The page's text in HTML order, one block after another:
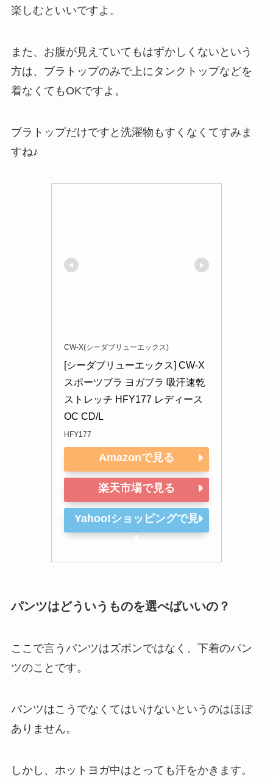
楽しむといいですよ。
また、お腹が見えていてもはずかしくないという
方は、ブラトップのみで上にタンクトップなどを
着なくてもOKですよ。
ブラトップだけですと洗濯物もすくなくてすみま
すね♪
CW-X(シーダブリューエックス)
[シーダブリューエックス] CW-X
スポーツブラ ヨガブラ 吸汗速乾
ストレッチ HFY177 レディース
OC CD/L
HFY177
Amazonで見る
楽天市場で見る
Yahoo!ショッピングで見
る
パンツはどういうものを選べばいいの？
ここで言うパンツはズボンではなく、下着のパン
ツのことです。
パンツはこうでなくてはいけないというのはほぼ
ありません。
しかし、ホットヨガ中はとっても汗をかきます。